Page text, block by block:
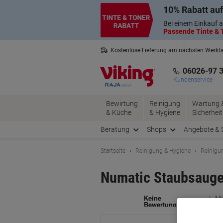
10% Rabatt
Bei einem Einkauf
Passende Tinte &
Kostenlose Lieferung am nächsten
06026-97
Kundenservice
Bewirtung
& Küche
Reinigung
& Hygiene
Wartung
Sicherheit
Beratung Shops Angebote &
Startseite Reinigung & Hygiene
Numatic